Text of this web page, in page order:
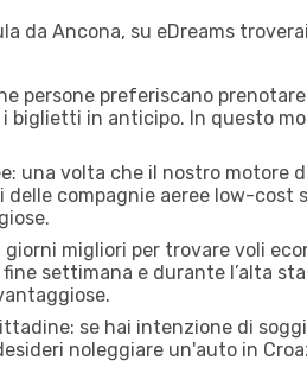
da Ancona, su eDreams
persone preferiscano
biglietti in anticipo. In questo
una volta che il nostro motore
compagnie aeree low-
migliori per trovare voli
settimana e durante l’alta
se hai intenzione di
noleggiare un'auto in